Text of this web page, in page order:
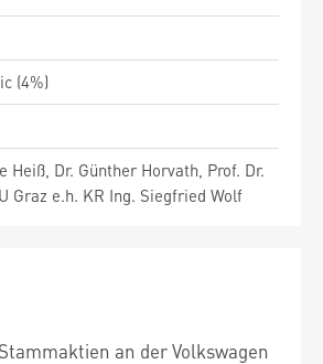
(4%)
Heiß, Dr. Günther Horvath, Prof. Dr.
Graz e.h. KR Ing. Siegfried Wolf
an der Volkswagen